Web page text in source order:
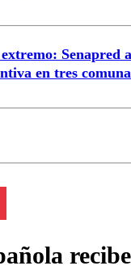
Senapred
en tres